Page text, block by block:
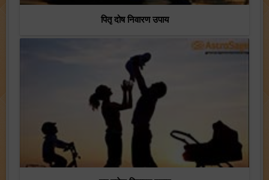
पितृ दोष निवारण उपाय